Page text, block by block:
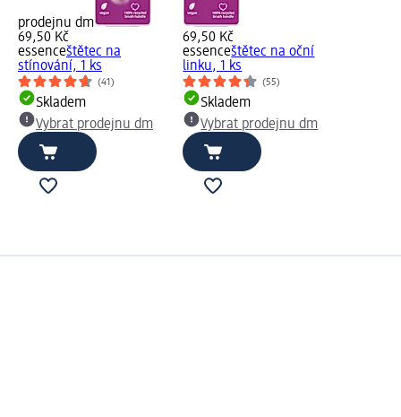
prodejnu dm
69,50 Kč
essenceštětec na
stínování, 1 ks
(41)
Skladem
Vybrat prodejnu dm
69,50 Kč
essenceštětec na oční
linku, 1 ks
(55)
Skladem
Vybrat prodejnu dm